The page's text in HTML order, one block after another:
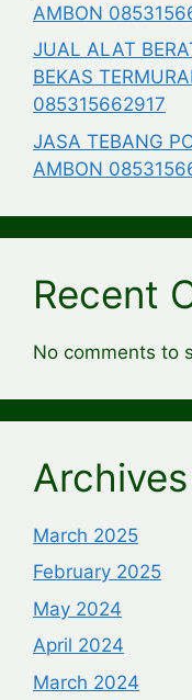
AMBON
JUAL ALAT
BEKAS
085315662917
JASA TEBANG
AMBON
Recent
No comments to
Archives
March 2025
February 2025
May 2024
April 2024
March 2024